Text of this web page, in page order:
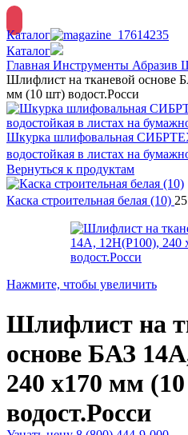
Каталог
Каталог
Главная Инструменты Абразив
Шлифлист на тканевой основе
мм (10 шт) водост.Росси
Шкурка шлифовальная
водостойкая в листах на
Вернуться к продуктам
Каска строительная белая (10)
Нажмите, чтобы увеличить
Шлифлист на
основе БАЗ
240 х170 мм
водост.Росси